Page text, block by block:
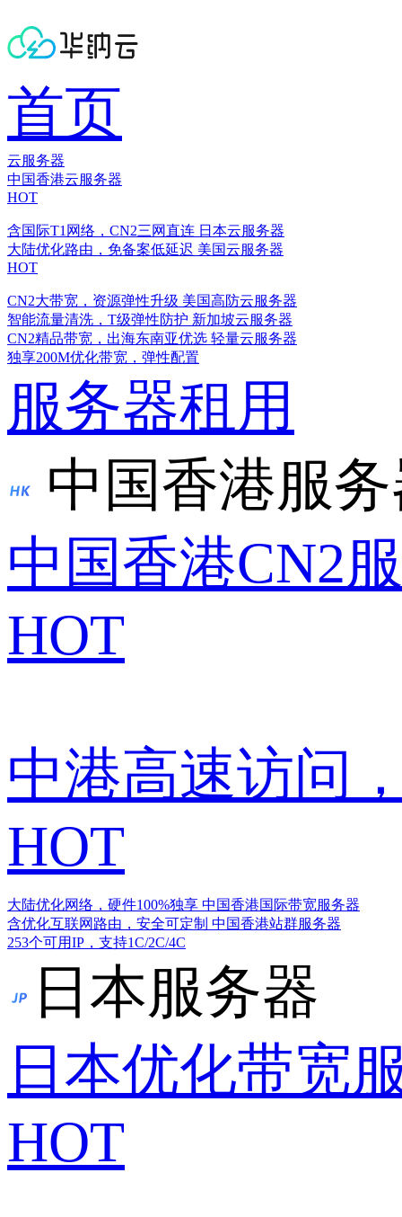
首页
云服务器
中国香港云服务器
HOT
含国际T1网络，CN2三网直连 日本云服务器
大陆优化路由，免备案低延迟 美国云服务器
HOT
CN2大带宽，资源弹性升级 美国高防云服务器
智能流量清洗，T级弹性防护 新加坡云服务器
CN2精品带宽，出海东南亚优选 轻量云服务器
独享200M优化带宽，弹性配置
服务器租用
中国香港服
中国香港CN2
HOT
中港高速访问
HOT
大陆优化网络，硬件100%独享 中国香港国际带宽服务器
含优化互联网路由，安全可定制 中国香港站群服务器
253个可用IP，支持1C/2C/4C
日本服务器
日本优化带宽
HOT